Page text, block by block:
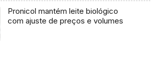
Pronicol mantém leite biológico
com ajuste de preços e volumes